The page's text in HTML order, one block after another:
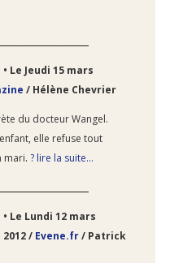
• Le Jeudi 15 mars
/ Hélène Chevrier
du docteur Wangel.
elle refuse tout
mari. ? lire la suite…
• Le Lundi 12 mars
2012 / Evene.fr/ Patrick